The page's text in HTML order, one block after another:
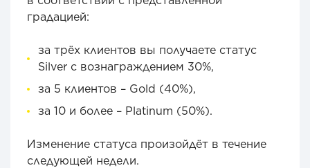
градацией:
за трёх клиентов вы получаете статус
Silver с вознаграждением 30%,
за 5 клиентов – Gold (40%),
за 10 и более – Platinum (50%).
Изменение статуса произойдёт в течение
следующей недели.